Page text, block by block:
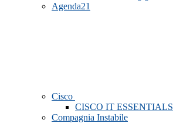
Agenda21
Cisco
CISCO IT ESSENTIALS
Compagnia Instabile